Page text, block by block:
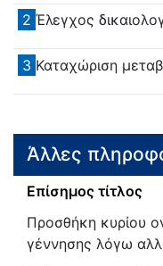
2 Έλεγχος
3 Καταχώριση
Άλλες
Επίσημος τίτλος
Προσθήκη κυρίου
γέννησης λόγω